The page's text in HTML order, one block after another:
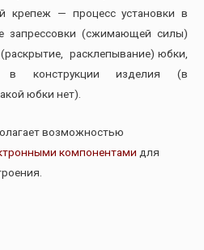
крепеж — процесс установки в
запрессовки (сжимающей силы)
расклепывание) юбки,
в конструкции изделия (в
юбки нет).
возможностью
компонентами для